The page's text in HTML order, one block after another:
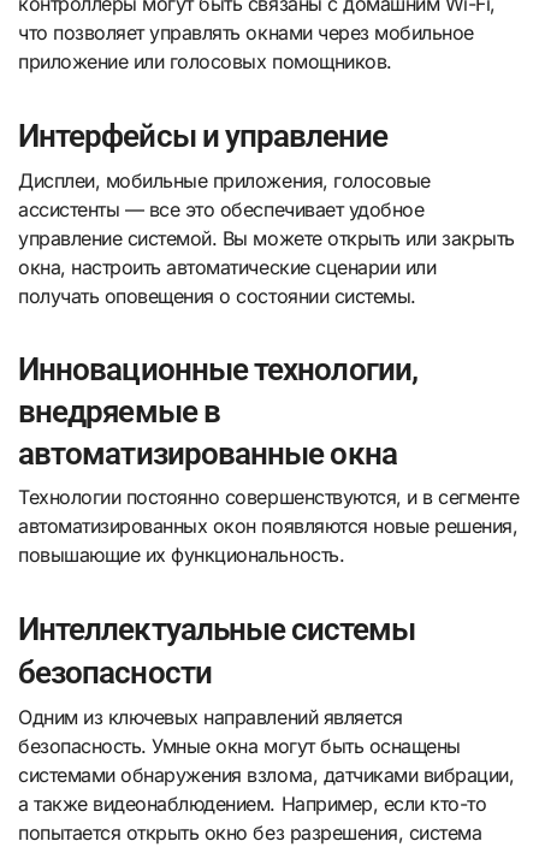
что позволяет управлять окнами через мобильное
приложение или голосовых помощников.
Интерфейсы и управление
Дисплеи, мобильные приложения, голосовые
ассистенты — все это обеспечивает удобное
управление системой. Вы можете открыть или закрыть
окна, настроить автоматические сценарии или
получать оповещения о состоянии системы.
Инновационные технологии,
внедряемые в
автоматизированные окна
Технологии постоянно совершенствуются, и в сегменте
автоматизированных окон появляются новые решения,
повышающие их функциональность.
Интеллектуальные системы
безопасности
Одним из ключевых направлений является
безопасность. Умные окна могут быть оснащены
системами обнаружения взлома, датчиками вибрации,
а также видеонаблюдением. Например, если кто-то
попытается открыть окно без разрешения, система